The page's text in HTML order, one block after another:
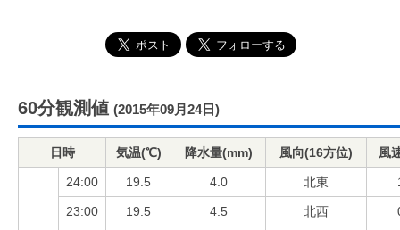
60分観測値 (2015年09月24日)
日時 気温(℃) 降水量(mm) 風向(16方位) 風
24:00 19.5 4.0 北東
23:00 19.5 4.5 北西